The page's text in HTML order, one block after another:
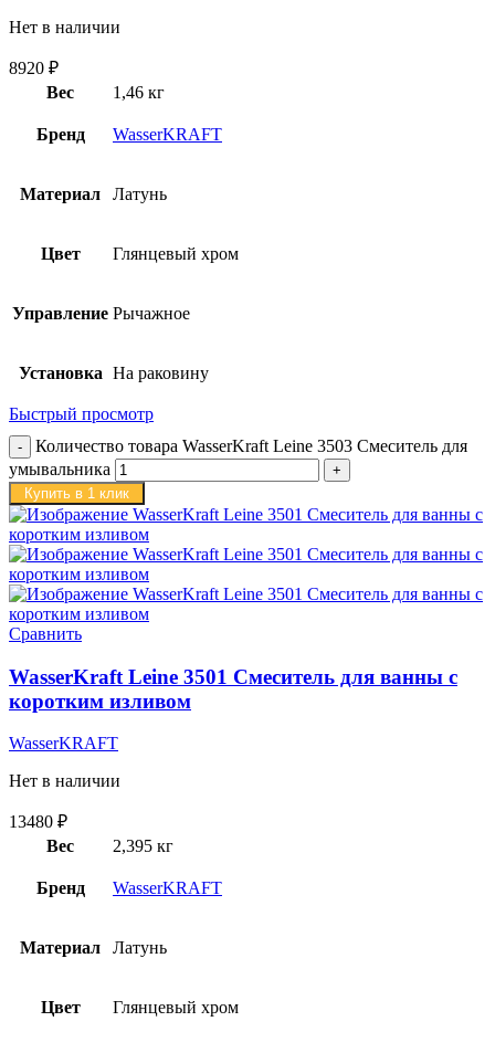
Нет в наличии
8920 ₽
Вес
1,46 кг
Бренд WasserKRAFT
Материал Латунь
Цвет Глянцевый хром
Управление Рычажное
Установка На раковину
Быстрый просмотр
Количество товара WasserKraft Leine 3503 Смеситель для
умывальника
Купить в 1 клик
Сравнить
WasserKraft Leine 3501 Смеситель для ванны с
коротким изливом
WasserKRAFT
Нет в наличии
13480 ₽
Вес
2,395 кг
Бренд WasserKRAFT
Материал Латунь
Цвет Глянцевый хром